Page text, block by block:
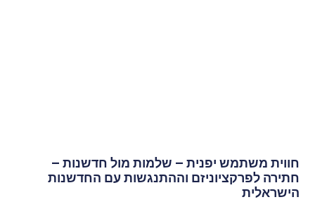
חווית משתמש יפנית – שלמות מול חדשנות –
חתירה לפרקציוניזם וההתנגשות עם החדשנות
הישראלית